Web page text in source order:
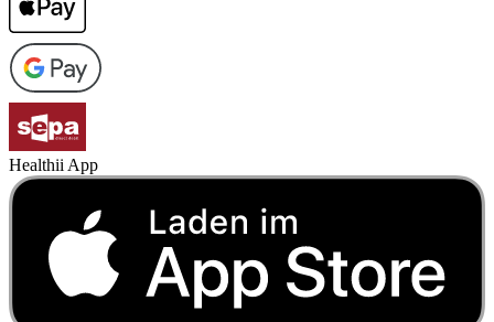
Healthii App